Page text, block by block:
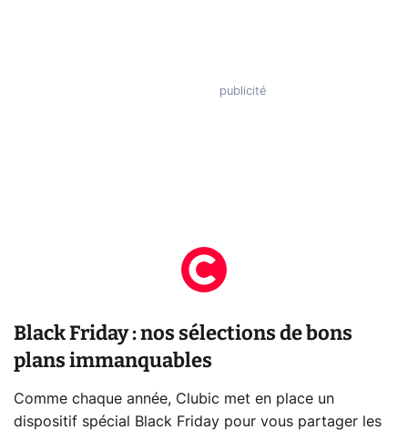
Black Friday : nos sélections de bons
plans immanquables
Comme chaque année, Clubic met en place un
dispositif spécial Black Friday pour vous partager les